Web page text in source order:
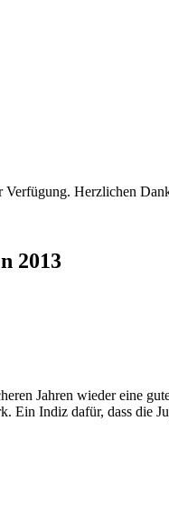
Verfügung. Herzlichen
2013
Jahren wieder eine
Ein Indiz dafür, dass die